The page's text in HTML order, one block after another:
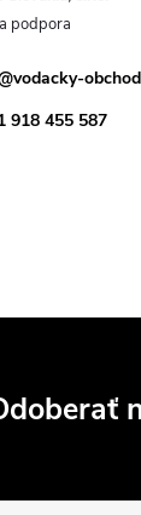
vodacky-
918 455 587